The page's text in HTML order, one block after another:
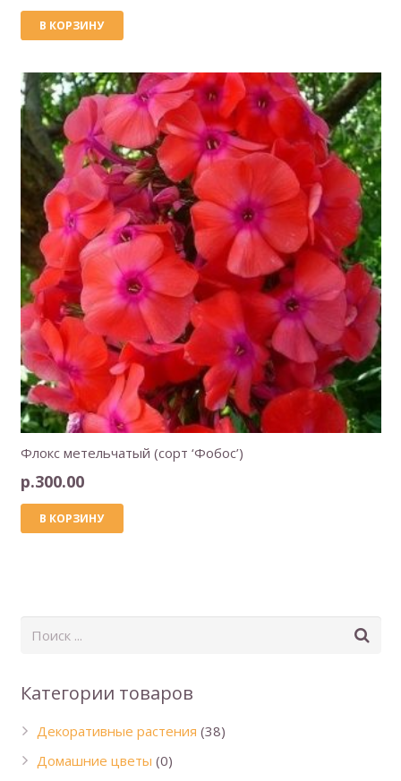
В КОРЗИНУ
Флокс метельчатый (сорт ‘Фобос’)
р.300.00
В КОРЗИНУ
Категории товаров
Декоративные растения (38)
Домашние цветы (0)